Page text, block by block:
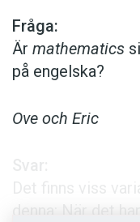
Artiklar
Krönikor
Språkfrågor
Skrivtips
Fråga:
Är mathematics
på engelska?
Ove och Eric
denna: När det